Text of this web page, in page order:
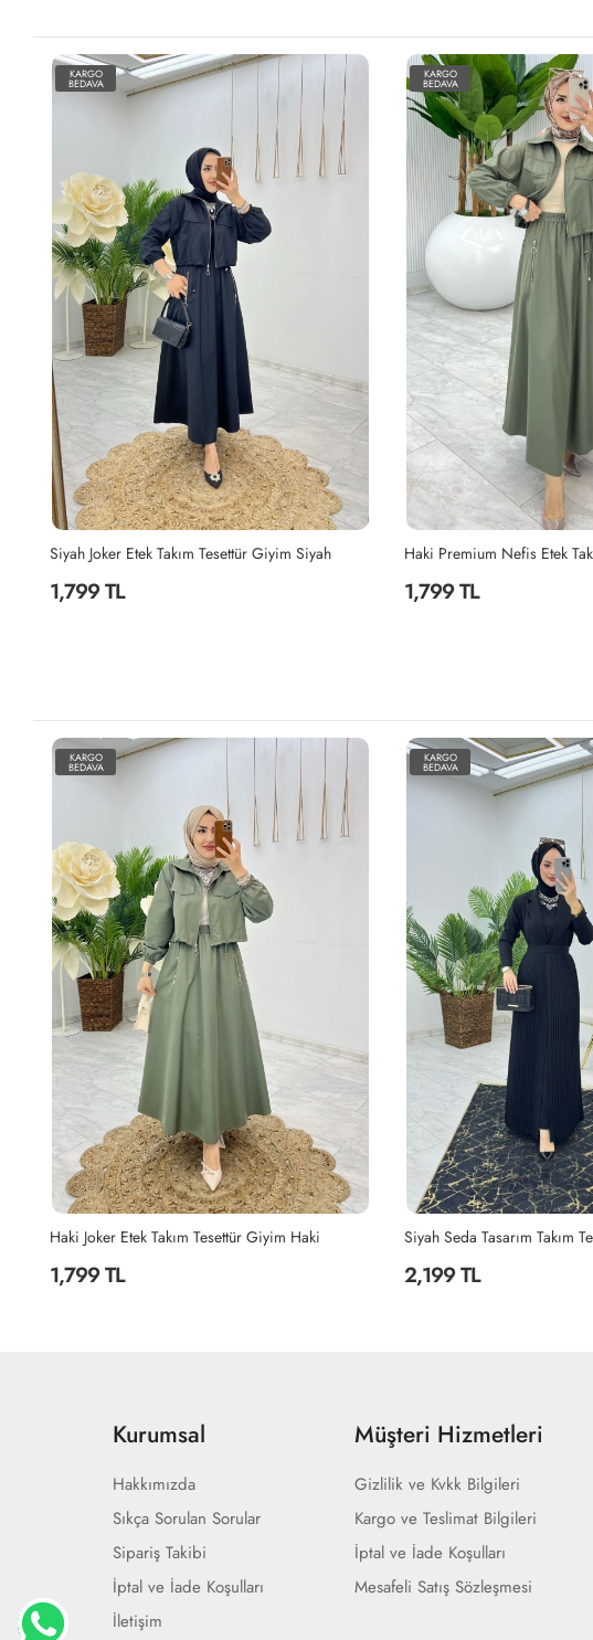
KARGO
BEDAVA
Siyah Joker Etek Takım Tesettür Giyim Siyah
1,799 TL
KARGO
BEDAVA
1,799 TL
KARGO
BEDAVA
Haki Joker Etek Takım Tesettür Giyim Haki
1,799 TL
KARGO
BEDAVA
Siyah Seda Tasarım Takım
2,199 TL
Kurumsal
Hakkımızda
Sıkça Sorulan Sorular
Sipariş Takibi
İptal ve İade Koşulları
İletişim
Müşteri Hizmetleri
Gizlilik ve Kvkk Bilgileri
Kargo ve Teslimat Bilgileri
İptal ve İade Koşulları
Mesafeli Satış Sözleşmesi